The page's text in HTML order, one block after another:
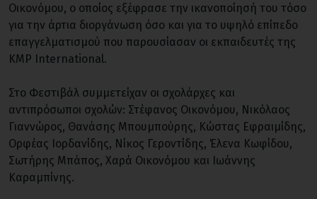
Οικονόμου, ο οποίος εξέφρασε την ικανοποίησή του τόσο
για την άρτια διοργάνωση όσο και για το υψηλό επίπεδο
επαγγελματισμού που παρουσίασαν οι εκπαιδευτές της
KMP International.
Στο Φεστιβάλ συμμετείχαν οι σχολάρχες και
αντιπρόσωποι σχολών: Στέφανος Οικονόμου, Νικόλαος
Γιαννώρος, Θανάσης Μπουμπούρης, Κώστας Εφραιμίδης,
Ορφέας Ιορδανίδης, Νίκος Γεροντίδης, Έλενα Κωφίδου,
Σωτήρης Μπάπος, Χαρά Οικονόμου και Ιωάννης
Καραμπίνης.